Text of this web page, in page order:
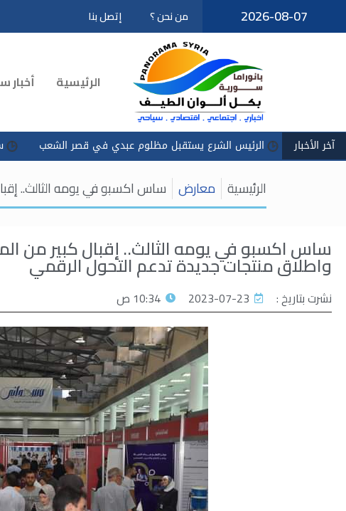
تخطى
2026-08-07 من نحن ؟ إتصل بنا
الرئيسية أخبار
آخر الأخبار
الشرع يستقبل مظلوم عبدي في قصر الشعب سادكوب": استمرار
الرئيسية معارض ساس اكسبو في يومه الثالث..
ساس اكسبو في يومه الثالث.. إقبال كبير من
واطلاق منتجات جديدة تدعم التحول الرقمي
نشرت بتاريخ : 2023-07-23 10:34 ص